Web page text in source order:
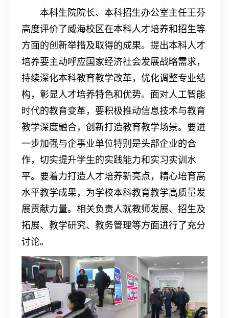
本科生院院长、本科招生办公室主任王芬
高度评价了威海校区在本科人才培养和招生等
方面的创新举措及取得的成果。提出本科人才
培养要主动呼应国家经济社会发展战略需求，
持续深化本科教育教学改革，优化调整专业结
构，彰显人才培养特色和优势。面对人工智能
时代的教育变革，要积极推动信息技术与教育
教学深度融合，创新打造教育教学场景。要进
一步加强与企事业单位特别是头部企业的合
作，切实提升学生的实践能力和实习实训水
平。要着力打造人才培养新亮点，精心培育高
水平教学成果，为学校本科教育教学高质量发
展贡献力量。相关负责人就教师发展、招生及
拓展、教学研究、教务管理等方面进行了充分
讨论。